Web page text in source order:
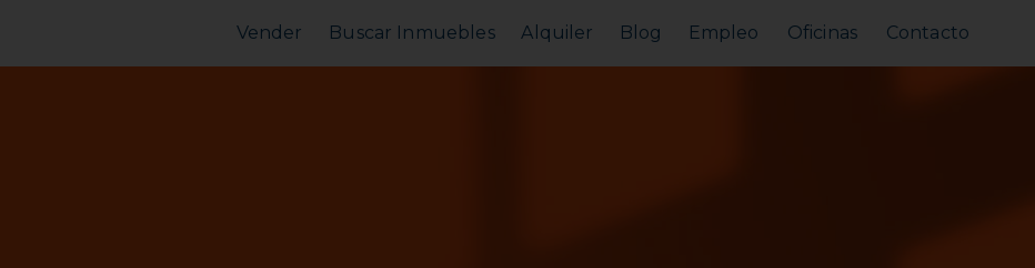
Vender Buscar Inmuebles Alquiler Blog Empleo Oficinas Contacto